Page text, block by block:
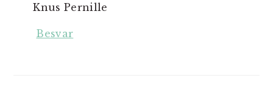
Knus Pernille
Besvar